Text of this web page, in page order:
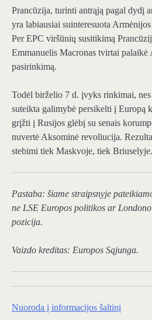
Prancūzija, turinti antrąją pagal dydį
yra labiausiai suinteresuota
Per EPC viršūnių susitikimą
Emmanuelis Macronas tvirtai palaikė
pasirinkimą.
Todėl birželio 7 d. įvyks rinkimai,
suteikta galimybė persikelti į Europą
grįžti į Rusijos glėbį su senais
nuvertė Aksominė revoliucija.
stebimi tiek Maskvoje, tiek Briuselyje.
Pastaba: šiame straipsnyje
ne LSE Europos politikos ar
pozicija.
Vaizdo kreditas: Europos Sąjunga.
Nuoroda į informacijos šaltinį